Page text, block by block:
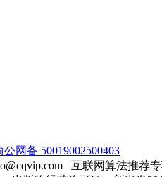
公网备 50019002500403
互联网算法推荐